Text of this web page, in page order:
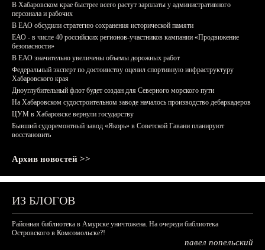
В Хабаровском крае быстрее всего растут зарплаты у административного
персонала и рабочих
В ЕАО обсудили стратегию сохранения исторической памяти
ЕАО - в числе 40 российских регионов-участников кампании «Продвижение
безопасности»
В ЕАО значительно увеличены объемы дорожных работ
Федеральный эксперт по достоинству оценил спортивную инфраструктуру
Хабаровского края
Дноуглубительный флот будет создан для Северного морского пути
На Хабаровском судостроительном заводе началось производство дебаркадеров
ЦУМ в Хабаровске вернули государству
Бывший судоремонтный завод «Якорь» в Советской Гавани планируют
восстановить
Архив новостей >>
ИЗ БЛОГОВ
Районная библиотека в Амурске уничтожена. На очереди библиотека
Островского в Комсомольске?!
павел попельский